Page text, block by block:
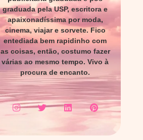
graduada pela USP, escritora e
apaixonadíssima por moda,
cinema, viajar e sorvete. Fico
entediada bem rapidinho com
as coisas, então, costumo fazer
várias ao mesmo tempo. Vivo à
procura de encanto.